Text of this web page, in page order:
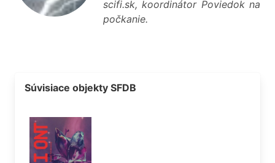
scifi.sk, koordinátor Poviedok na
počkanie.
Súvisiace objekty SFDB